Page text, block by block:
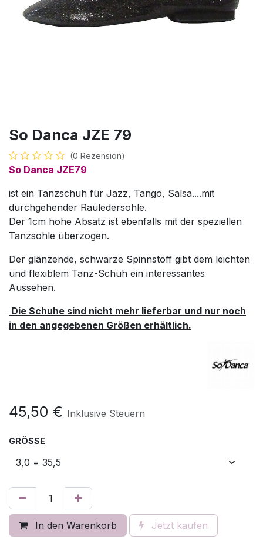
So Danca JZE 79
(0 Rezension)
So Danca JZE79
ist ein Tanzschuh für Jazz, Tango, Salsa....mit
durchgehender Rauledersohle.
Der 1cm hohe Absatz ist ebenfalls mit der speziellen
Tanzsohle überzogen.
Der glänzende, schwarze Spinnstoff gibt dem leichten
und flexiblem Tanz-Schuh ein interessantes
Aussehen.
Die Schuhe sind nicht mehr lieferbar und nur noch
in den angegebenen Größen erhältlich.
45,50 € Inklusive Steuern
GRÖSSE
In den Warenkorb Jetzt kaufen